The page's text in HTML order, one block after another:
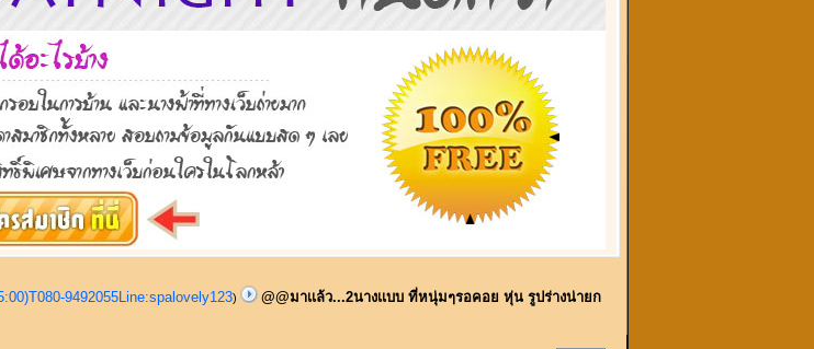
9492055Line:spalovely123)
@@มาเเล้ว...2นางเเบบ ที่หนุ่มๆรอคอย หุ่น รูปร่างน่ายก